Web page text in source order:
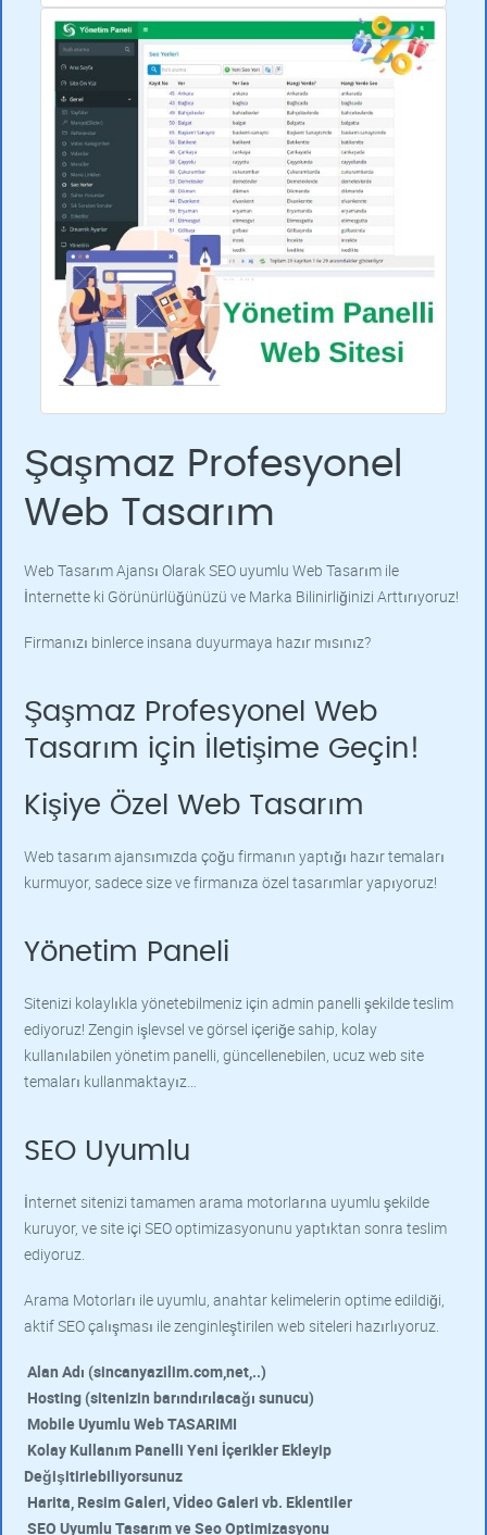
Şaşmaz Profesyonel
Web Tasarım
Web Tasarım Ajansı Olarak SEO uyumlu Web Tasarım ile
İnternette ki Görünürlüğünüzü ve Marka Bilinirliğinizi Arttırıyoruz!
Firmanızı binlerce insana duyurmaya hazır mısınız?
Şaşmaz Profesyonel Web
Tasarım için İletişime Geçin!
Kişiye Özel Web Tasarım
Web tasarım ajansımızda çoğu firmanın yaptığı hazır temaları
kurmuyor, sadece size ve firmanıza özel tasarımlar yapıyoruz!
Yönetim Paneli
Sitenizi kolaylıkla yönetebilmeniz için admin panelli şekilde teslim
ediyoruz! Zengin işlevsel ve görsel içeriğe sahip, kolay
kullanılabilen yönetim panelli, güncellenebilen, ucuz web site
temaları kullanmaktayız…
SEO Uyumlu
İnternet sitenizi tamamen arama motorlarına uyumlu şekilde
kuruyor, ve site içi SEO optimizasyonunu yaptıktan sonra teslim
ediyoruz.
Arama Motorları ile uyumlu, anahtar kelimelerin optime edildiği,
aktif SEO çalışması ile zenginleştirilen web siteleri hazırlıyoruz.
Alan Adı (sincanyazilim.com,net,..)
Hosting (sitenizin barındırılacağı sunucu)
Mobile Uyumlu Web TASARIMI
Kolay Kullanım Panelli Yeni İçerikler Ekleyip
Değişitiriebiliyorsunuz
Harita, Resim Galeri, Vİdeo Galeri vb. Eklentiler
SEO Uyumlu Tasarım ve Seo Optimizasyonu